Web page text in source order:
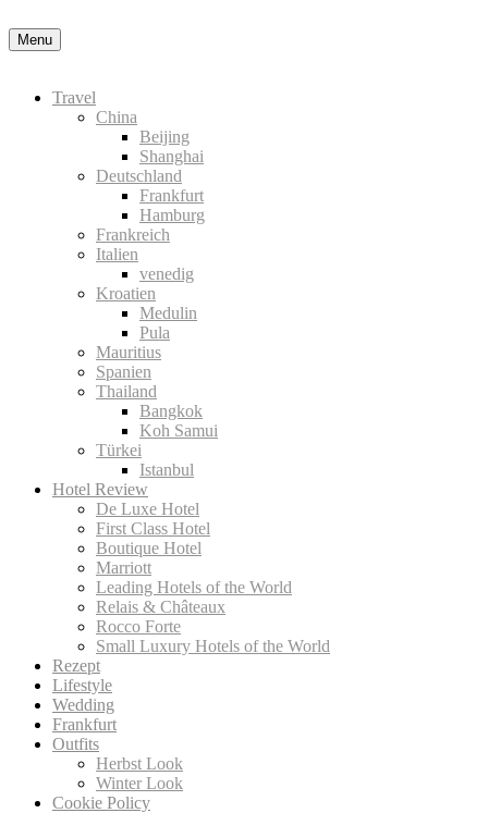
Menu
Travel
China
Beijing
Shanghai
Deutschland
Frankfurt
Hamburg
Frankreich
Italien
venedig
Kroatien
Medulin
Pula
Mauritius
Spanien
Thailand
Bangkok
Koh Samui
Türkei
Istanbul
Hotel Review
De Luxe Hotel
First Class Hotel
Boutique Hotel
Marriott
Leading Hotels of the World
Relais & Châteaux
Rocco Forte
Small Luxury Hotels of the World
Rezept
Lifestyle
Wedding
Frankfurt
Outfits
Herbst Look
Winter Look
Cookie Policy
Datenschutzerklärung